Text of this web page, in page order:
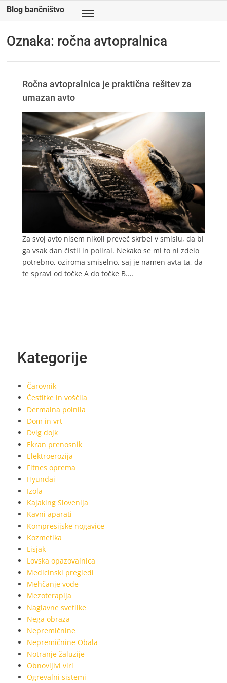
SkipBlog bančništvo
Oznaka: ročna avtopralnica
Ročna avtopralnica je praktična rešitev za
umazan avto
Za svoj avto nisem nikoli preveč skrbel v smislu, da bi
ga vsak dan čistil in poliral. Nekako se mi to ni zdelo
potrebno, oziroma smiselno, saj je namen avta ta, da
te spravi od točke A do točke B.…
Kategorije
Čarovnik
Čestitke in voščila
Dermalna polnila
Dom in vrt
Dvig dojk
Ekran prenosnik
Elektroerozija
Fitnes oprema
Hyundai
Izola
Kajaking Slovenija
Kavni aparati
Kompresijske nogavice
Kozmetika
Lisjak
Lovska opazovalnica
Medicinski pregledi
Mehčanje vode
Mezoterapija
Naglavne svetilke
Nega obraza
Nepremičnine
Nepremičnine Obala
Notranje žaluzije
Obnovljivi viri
Ogrevalni sistemi